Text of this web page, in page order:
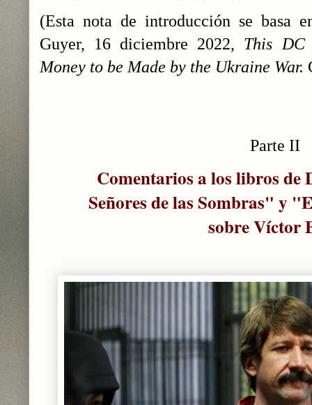
(Esta nota de introducción se basa
Guyer, 16 diciembre 2022, This
Money to be Made by the Ukraine War.
Parte II
Comentarios a los libros
Señores de las Sombras" y
sobre Víctor